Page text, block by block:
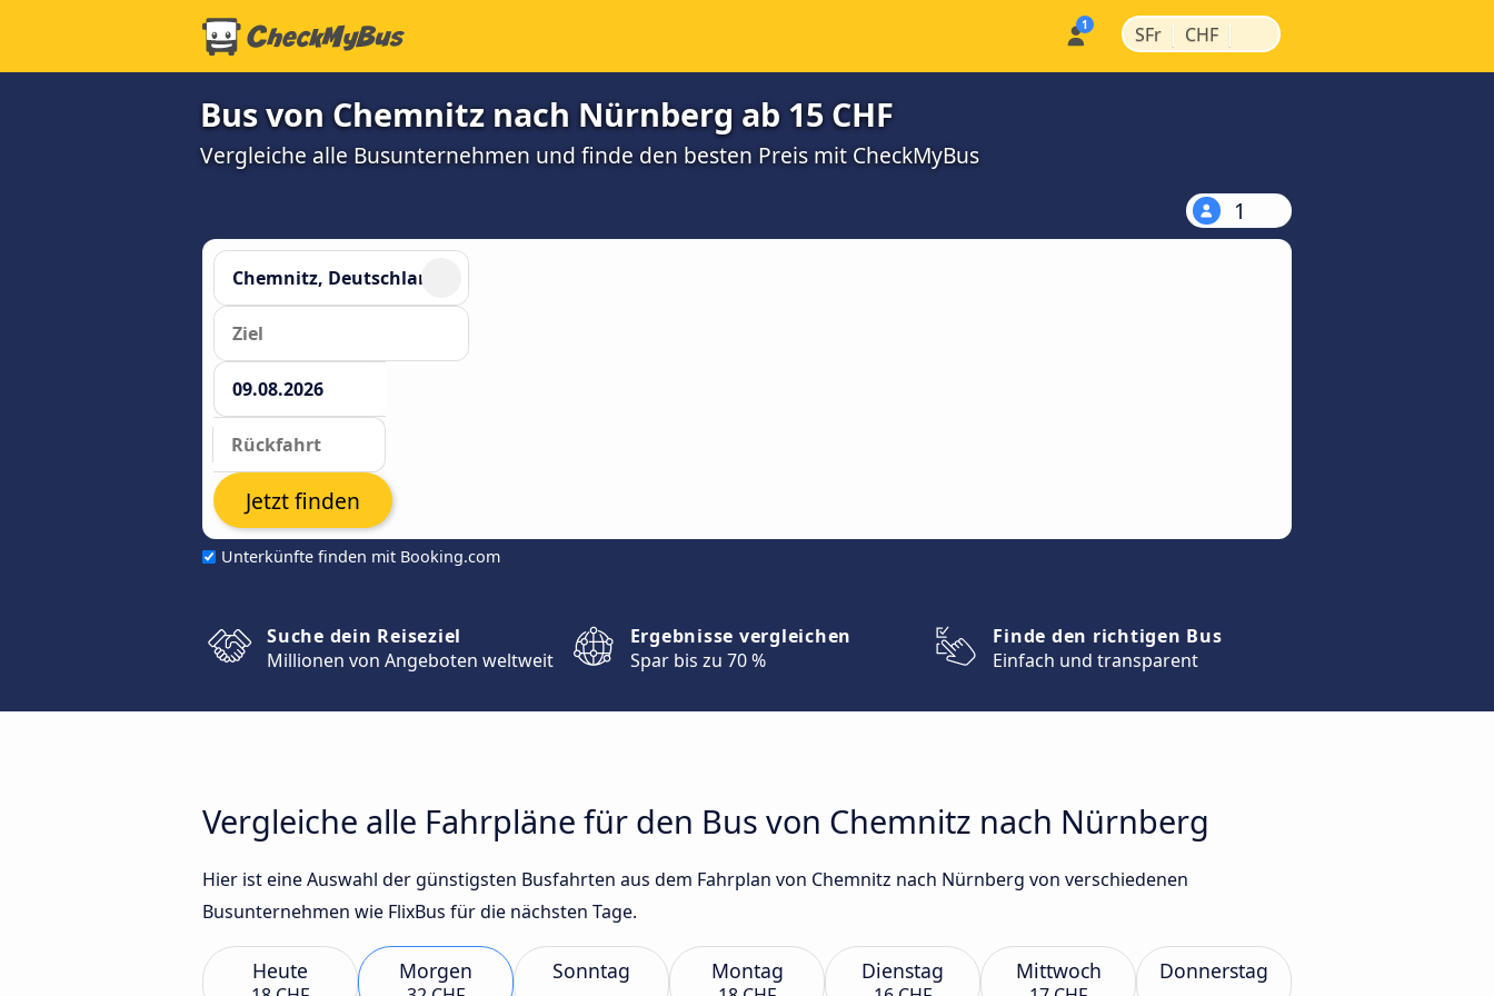
SFr | CHF |
Bus von Chemnitz nach Nürnberg ab 15 CHF
Vergleiche alle Busunternehmen und finde den besten Preis mit CheckMyBus
1
Unterkünfte finden mit Booking.com
Jetzt finden
Suche dein Reiseziel
Millionen von Angeboten weltweit
Ergebnisse vergleichen
Spar bis zu 70 %
Finde den richtigen Bus
Einfach und transparent
Vergleiche alle Fahrpläne für den Bus von Chemnitz nach Nürnberg
Hier ist eine Auswahl der günstigsten Busfahrten aus dem Fahrplan von Chemnitz nach Nürnberg von verschiedenen
Busunternehmen wie FlixBus für die nächsten Tage.
Heute Morgen Sonntag Montag Dienstag Mittwoch Donnerstag